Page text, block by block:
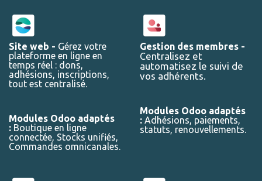
Site web - Gérez votre
plateforme en ligne en
temps réel : dons,
adhésions, inscriptions,
tout est centralisé.
Modules Odoo adaptés
: Boutique en ligne
connectée, Stocks unifiés,
Commandes omnicanales.
Gestion des membres -
Centralisez et
automatisez le suivi de
vos adhérents.
Modules Odoo adaptés
: Adhésions, paiements,
statuts, renouvellements.